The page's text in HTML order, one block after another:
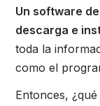
Un software
descarga e
toda la
como el
Entonces,